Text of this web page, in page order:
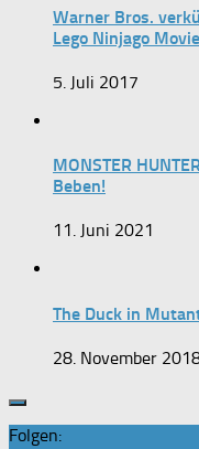
Warner Bros.
Lego Ninjago
5. Juli 2017
MONSTER
Beben!
11. Juni 2021
The Duck in
28. November
Folgen: